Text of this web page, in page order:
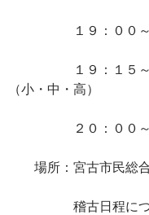
１９：００
１９：１５～２
（小・中・高）
２０：００～２
場所：宮古市民総合
稽古日程について